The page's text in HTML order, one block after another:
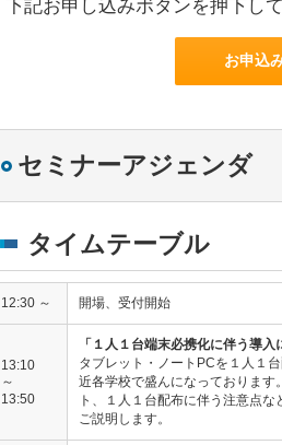
下記お申し込みボタンを押下し
お申込
セミナーアジェンダ
タイムテーブル
12:30 ～ 開場、受付開始
13:10
～
13:50
「１人１台端末必携化に伴う導
タブレット・ノートPCを１人１
近各学校で盛んになっております
ト、１人１台配布に伴う注意点
ご説明します。